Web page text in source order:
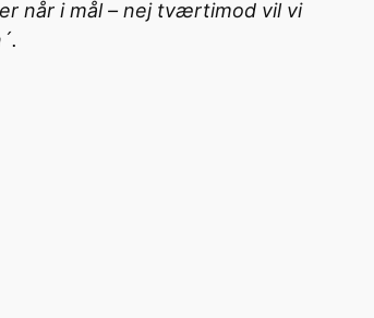
når i mål – nej tværtimod vil vi